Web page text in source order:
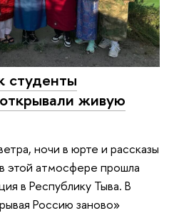
студенты
живую
ночи в юрте и рассказы
этой атмосфере прошла
в Республику Тыва. В
Россию заново»